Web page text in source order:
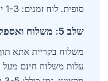
סופית. לוח זמנים: 1-3 ימים.
שלב 5: משלוח ואספקה